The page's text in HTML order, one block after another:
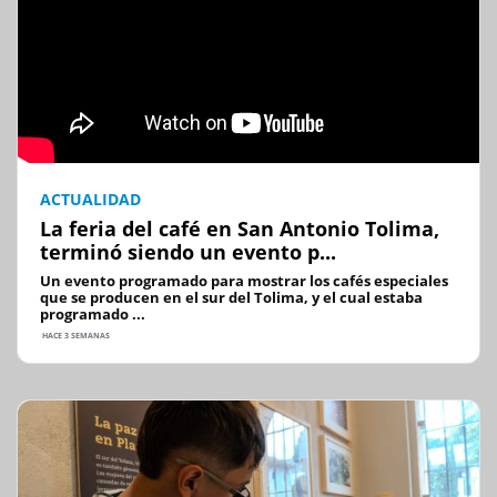
ACTUALIDAD
La feria del café en San Antonio Tolima,
terminó siendo un evento p...
Un evento programado para mostrar los cafés especiales
que se producen en el sur del Tolima, y el cual estaba
programado ...
HACE 3 SEMANAS